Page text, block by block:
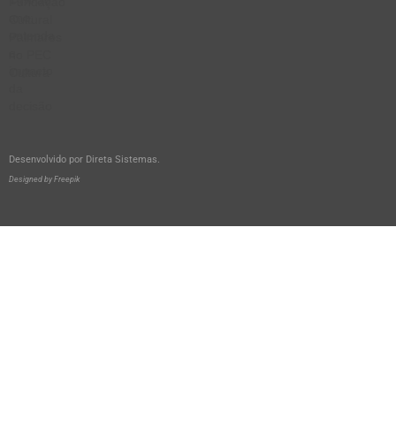
Desenvolvido por Direta Sistemas
Designed by Freepik